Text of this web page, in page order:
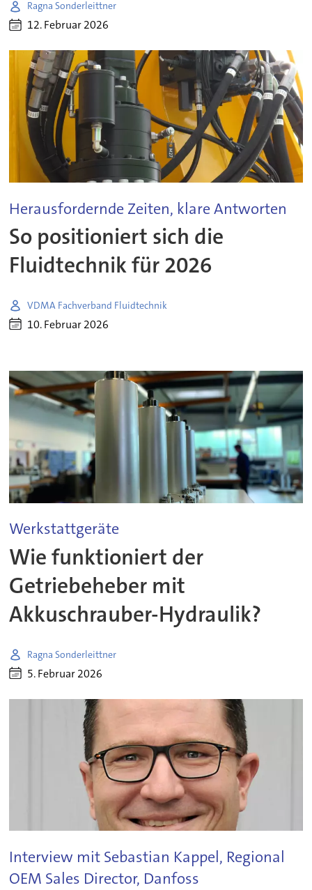
Ragna Sonderleittner
12. Februar 2026
Herausfordernde Zeiten, klare Antworten
So positioniert sich die
Fluidtechnik für 2026
VDMA Fachverband Fluidtechnik
10. Februar 2026
Werkstattgeräte
Wie funktioniert der
Getriebeheber mit
Akkuschrauber-Hydraulik?
Ragna Sonderleittner
5. Februar 2026
Interview mit Sebastian Kappel, Regional
OEM Sales Director, Danfoss